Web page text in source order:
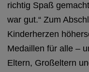
richtig Spaß
war gut.“ Zum
Kinderherzen
Medaillen für alle –
Eltern, Großeltern